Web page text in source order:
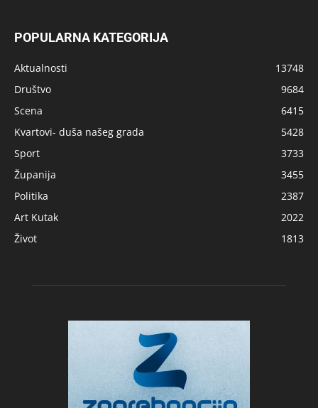
POPULARNA KATEGORIJA
Aktualnosti
13748
Društvo
9684
Scena
6415
Kvartovi- duša našeg grada
5428
Sport
3733
Županija
3455
Politika
2387
Art Kutak
2022
Život
1813